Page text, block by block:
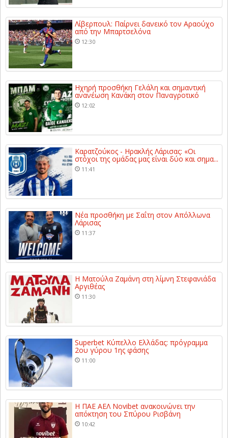
Λίβερπουλ: Παίρνει δανεικό τον Αραούχο
από την Μπαρτσελόνα
12:30
Ηχηρή προσθήκη Γελάλη και σημαντική
ανανέωση Κανάκη στον Παναγροτικό
12:02
Καρατζούκος - Ηρακλής Λάρισας: «Οι
στόχοι της ομάδας μας είναι δύο και σημα...
11:41
Νέα προσθήκη με Σαΐτη στον Απόλλωνα
Λάρισας
11:37
Η Ματούλα Ζαμάνη στη λίμνη Στεφανιάδα
Αργιθέας
11:30
Superbet Κύπελλο Ελλάδας: πρόγραμμα
2ου γύρου 1ης φάσης
11:00
Η ΠΑΕ ΑΕΛ Novibet ανακοινώνει την
απόκτηση του Σπύρου Ρισβάνη
10:42